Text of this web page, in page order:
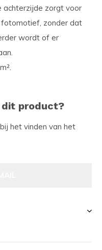
achterzijde zorgt voor
fotomotief, zonder dat
wordt of er
dit product?
het vinden van het